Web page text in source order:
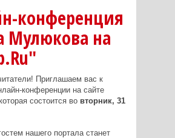
конференция
Мулюкова на
Приглашаем вас к
конференции на сайте
состоится во вторник, 31
нашего портала станет